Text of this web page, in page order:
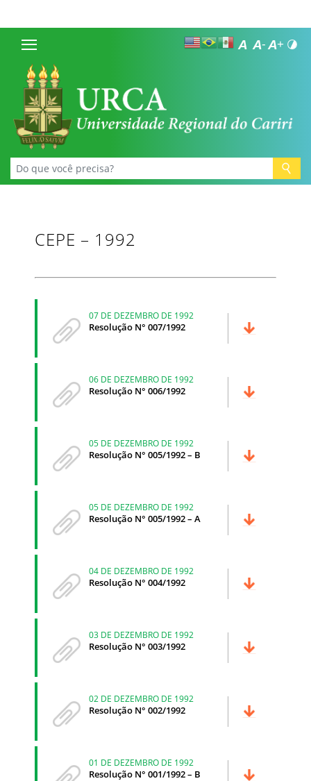
CEPE – 1992
07 DE DEZEMBRO DE 1992
Resolução N° 007/1992
06 DE DEZEMBRO DE 1992
Resolução N° 006/1992
05 DE DEZEMBRO DE 1992
Resolução N° 005/1992 – B
05 DE DEZEMBRO DE 1992
Resolução N° 005/1992 – A
04 DE DEZEMBRO DE 1992
Resolução N° 004/1992
03 DE DEZEMBRO DE 1992
Resolução N° 003/1992
02 DE DEZEMBRO DE 1992
Resolução N° 002/1992
01 DE DEZEMBRO DE 1992
Resolução N° 001/1992 – B